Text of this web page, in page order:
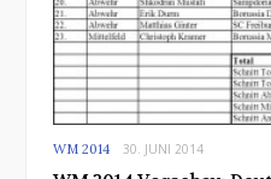
WM 2014 30. JUNI 2014